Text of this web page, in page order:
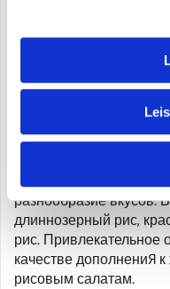
эстетическое
салатов и рисовых
Время
Рисовая смесь с
Эта рисовая смесь
разнообразие
длиннозерный рис,
рис. Привлекательное
качестве дополнения
рисовым салатам.